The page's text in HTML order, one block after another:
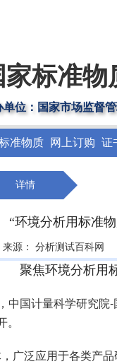
家标准
单位：国家市场监督
准物质 网上订购 证
详情
“环境分析用标准
源： 分析测试百科网
聚焦环境分析用
中国计量科学研究
泛应用于各类产